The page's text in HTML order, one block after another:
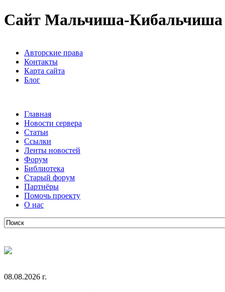
Сайт Мальчиша-Кибальчиша
Авторские права
Контакты
Карта сайта
Блог
Главная
Новости сервера
Статьи
Ссылки
Ленты новостей
Форум
Библиотека
Старый форум
Партнёры
Помочь проекту
О нас
08.08.2026 г.